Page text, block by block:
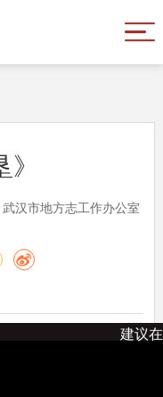
武汉市地方志工作办公室